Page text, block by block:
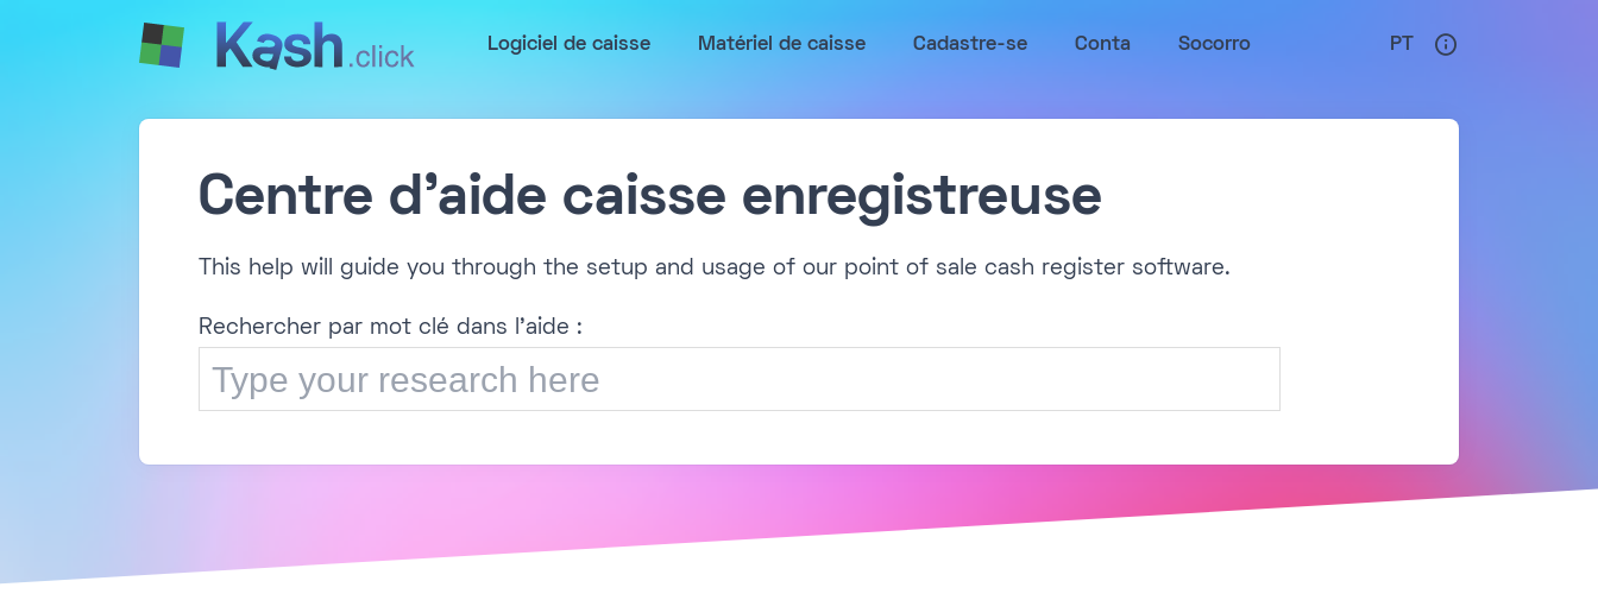
Logiciel de caisse Matériel de caisse Cadastre-se Conta Socorro PT
Centre d'aide caisse enregistreuse
This help will guide you through the setup and usage of our point of sale cash register software.
Rechercher par mot clé dans l'aide :